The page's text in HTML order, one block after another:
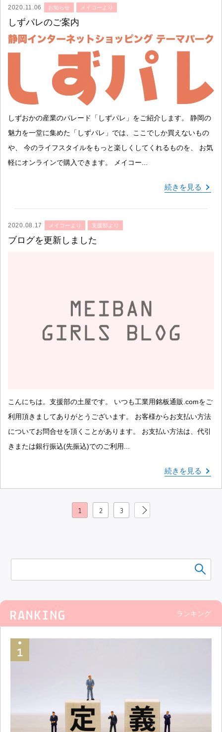
ランキング
2020.11.06 お知らせ メイコーより
しずパレのご案内
しずおかの産業のパレード「しずパレ」をご紹介します。 静岡の
魅力を一堂に集めた「しずパレ」では、ここでしか買えないもの
や、 今のライフスタイルをもっと楽しくしてくれるものを、 お気
軽にオンラインで購入できます。 メイコー...
続きを見る
2020.08.17 メイコーより 支援部より
ブログを更新しました
こんにちは。支援部の土屋です。 いつも工業用銘板通販.comをご
利用頂きましてありがとうございます。 お客様からお支払い方法
についてお問合せを頂くことがあります。 お支払い方法は、代引
きまたは銀行振込(先振込)でのご利用...
続きを見る
1 2 3 ≫